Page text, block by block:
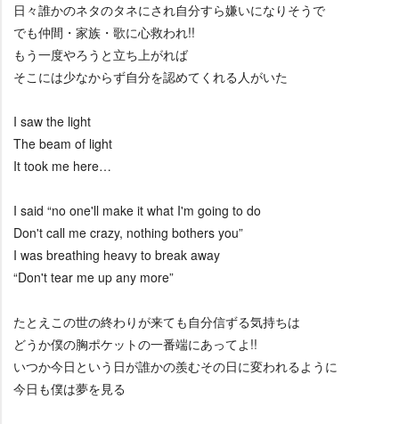
日々誰かのネタのタネにされ自分すら嫌いになりそうで
でも仲間・家族・歌に心救われ!!
もう一度やろうと立ち上がれば
そこには少なからず自分を認めてくれる人がいた
I saw the light
The beam of light
It took me here…
I said “no one'll make it what I'm going to do
Don't call me crazy, nothing bothers you”
I was breathing heavy to break away
“Don't tear me up any more”
たとえこの世の終わりが来ても自分信ずる気持ちは
どうか僕の胸ポケットの一番端にあってよ!!
いつか今日という日が誰かの羨むその日に変われるように
今日も僕は夢を見る